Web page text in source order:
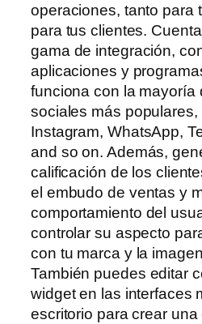
operaciones, tanto para
para tus clientes.
gama de integración,
aplicaciones y
funciona con la mayoría
sociales más
Instagram, WhatsApp,
and so on. Además,
calificación de los
el embudo de ventas y
comportamiento del
controlar su aspecto
con tu marca y la
También puedes editar
widget en las interfaces
escritorio para crear